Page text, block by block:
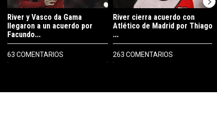
River y Vasco da Gama
llegaron a un acuerdo por
Facundo...
63 COMENTARIOS
River cierra acuerdo con
Atlético de Madrid por Thiago
...
263 COMENTARIOS